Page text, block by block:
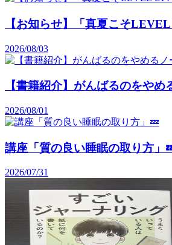
【お知らせ】「真夏こそ
2026/08/03
【書籍紹介】がんばるのをや
2026/08/01
講座「質の良い睡眠の取り方」
2026/07/31